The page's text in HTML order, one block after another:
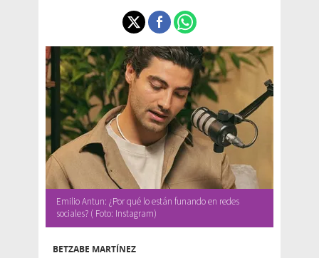
Emilio Antun: ¿Por qué lo están funando en redes
sociales? ( Foto: Instagram)
BETZABE MARTÍNEZ